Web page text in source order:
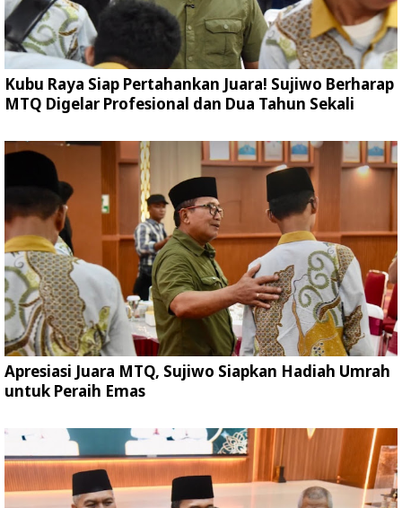
Kubu Raya Siap Pertahankan Juara! Sujiwo Berharap
MTQ Digelar Profesional dan Dua Tahun Sekali
Apresiasi Juara MTQ, Sujiwo Siapkan Hadiah Umrah
untuk Peraih Emas